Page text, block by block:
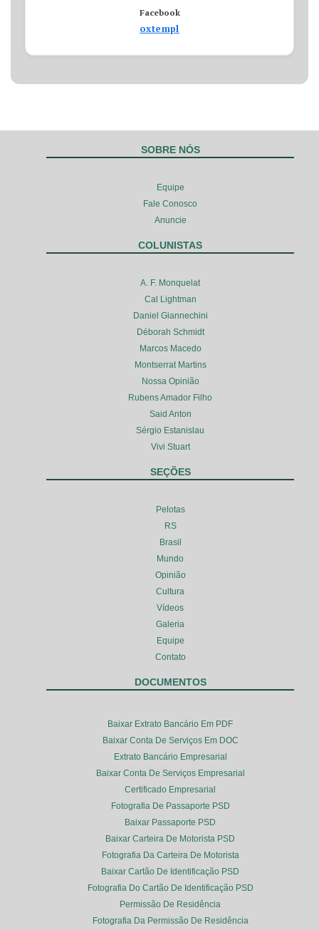
Facebook
oxtempl
SOBRE NÓS
Equipe
Fale Conosco
Anuncie
COLUNISTAS
A. F. Monquelat
Cal Lightman
Daniel Giannechini
Déborah Schmidt
Marcos Macedo
Montserrat Martins
Nossa Opinião
Rubens Amador Filho
Said Anton
Sérgio Estanislau
Vivi Stuart
SEÇÕES
Pelotas
RS
Brasil
Mundo
Opinião
Cultura
Vídeos
Galeria
Equipe
Contato
DOCUMENTOS
Baixar Extrato Bancário Em PDF
Baixar Conta De Serviços Em DOC
Extrato Bancário Empresarial
Baixar Conta De Serviços Empresarial
Certificado Empresarial
Fotografia De Passaporte PSD
Baixar Passaporte PSD
Baixar Carteira De Motorista PSD
Fotografia Da Carteira De Motorista
Baixar Cartão De Identificação PSD
Fotografia Do Cartão De Identificação PSD
Permissão De Residência
Fotografia Da Permissão De Residência